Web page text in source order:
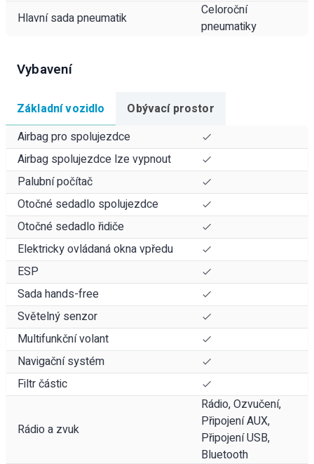
Hlavní sada pneumatik
Celoroční
pneumatiky
Vybavení
Základní vozidlo
Obývací prostor
Airbag pro spolujezdce
Airbag spolujezdce lze vypnout
Palubní počítač
Otočné sedadlo spolujezdce
Otočné sedadlo řidiče
Elektricky ovládaná okna vpředu
ESP
Sada hands-free
Světelný senzor
Multifunkční volant
Navigační systém
Filtr částic
Rádio a zvuk
Rádio, Ozvučení,
Připojení AUX,
Připojení USB,
Bluetooth